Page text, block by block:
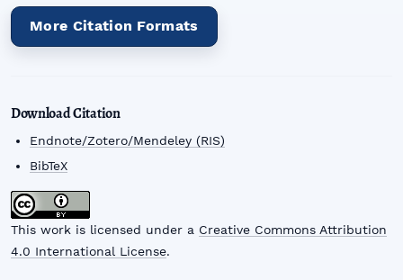
More Citation Formats
Download Citation
Endnote/Zotero/Mendeley (RIS)
BibTeX
This work is licensed under a Creative Commons Attribution
4.0 International License.